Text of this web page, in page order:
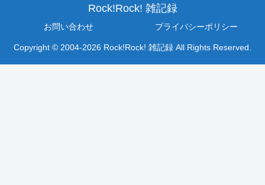
Rock!Rock! 雑記録
お問い合わせ プライバシーポリシー
Copyright © 2004-2026 Rock!Rock! 雑記録 All Rights Reserved.